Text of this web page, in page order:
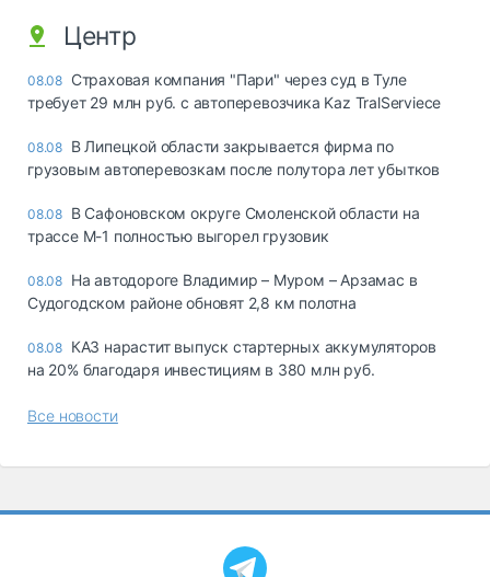
Центр
08.08 Страховая компания "Пари" через суд в Туле
требует 29 млн руб. с автоперевозчика Kaz TralServiece
08.08 В Липецкой области закрывается фирма по
грузовым автоперевозкам после полутора лет убытков
08.08 В Сафоновском округе Смоленской области на
трассе М-1 полностью выгорел грузовик
08.08 На автодороге Владимир – Муром – Арзамас в
Судогодском районе обновят 2,8 км полотна
08.08 КАЗ нарастит выпуск стартерных аккумуляторов
на 20% благодаря инвестициям в 380 млн руб.
Все новости